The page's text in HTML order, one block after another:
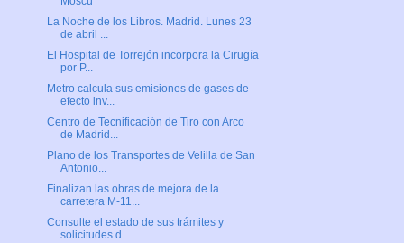
La Noche de los Libros. Madrid. Lunes 23
de abril ...
El Hospital de Torrejón incorpora la Cirugía
por P...
Metro calcula sus emisiones de gases de
efecto inv...
Centro de Tecnificación de Tiro con Arco
de Madrid...
Plano de los Transportes de Velilla de San
Antonio...
Finalizan las obras de mejora de la
carretera M-11...
Consulte el estado de sus trámites y
solicitudes d...